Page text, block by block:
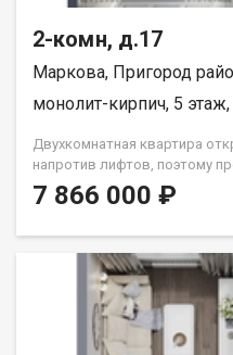
2-комн, д.17
Маркова, Пригород
монолит-кирпич, 5
Двухкомнатная квартира
напротив лифтов, поэтому
маленьким ребёнком или
возможностями.
компаний «Восток Центр
7 866 000 ₽